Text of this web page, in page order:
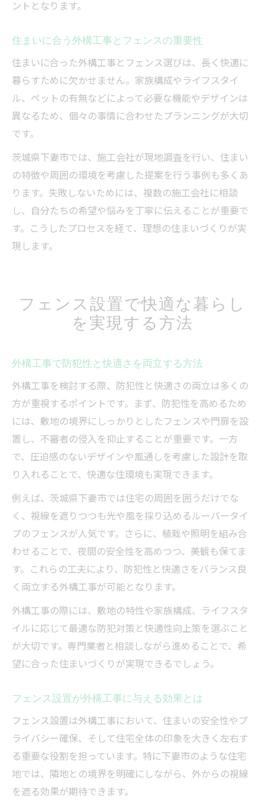
ントとなります。
住まいに合う外構工事とフェンスの重要性
住まいに合った外構工事とフェンス選びは、長く快適に
暮らすために欠かせません。家族構成やライフスタイ
ル、ペットの有無などによって必要な機能やデザインは
異なるため、個々の事情に合わせたプランニングが大切
です。
茨城県下妻市では、施工会社が現地調査を行い、住まい
の特徴や周囲の環境を考慮した提案を行う事例も多くあ
ります。失敗しないためには、複数の施工会社に相談
し、自分たちの希望や悩みを丁寧に伝えることが重要で
す。こうしたプロセスを経て、理想の住まいづくりが実
現します。
フェンス設置で快適な暮らし
を実現する方法
外構工事で防犯性と快適さを両立する方法
外構工事を検討する際、防犯性と快適さの両立は多くの
方が重視するポイントです。まず、防犯性を高めるため
には、敷地の境界にしっかりとしたフェンスや門扉を設
置し、不審者の侵入を抑止することが重要です。一方
で、圧迫感のないデザインや風通しを考慮した設計を取
り入れることで、快適な住環境も実現できます。
例えば、茨城県下妻市では住宅の周囲を囲うだけでな
く、視線を遮りつつも光や風を採り込めるルーバータイ
プのフェンスが人気です。さらに、植栽や照明を組み合
わせることで、夜間の安全性を高めつつ、美観も保てま
す。これらの工夫により、防犯性と快適さをバランス良
く両立する外構工事が可能となります。
外構工事の際には、敷地の特性や家族構成、ライフスタ
イルに応じて最適な防犯対策と快適性向上策を選ぶこと
が大切です。専門業者と相談しながら進めることで、希
望に合った住まいづくりが実現できるでしょう。
フェンス設置が外構工事に与える効果とは
フェンス設置は外構工事において、住まいの安全性やプ
ライバシー確保、そして住宅全体の印象を大きく左右す
る重要な役割を担っています。特に下妻市のような住宅
地では、隣地との境界を明確にしながら、外からの視線
を遮る効果が期待できます。